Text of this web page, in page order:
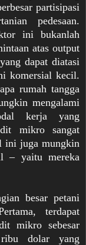
partisipasi
pedesaan.
ini bukanlah
atas output
dapat diatasi
komersial kecil.
rumah tangga
mengalami
kerja yang
mikro sangat
ini juga mungkin
– yaitu mereka
besar petani
terdapat
mikro sebesar
ribu dolar yang